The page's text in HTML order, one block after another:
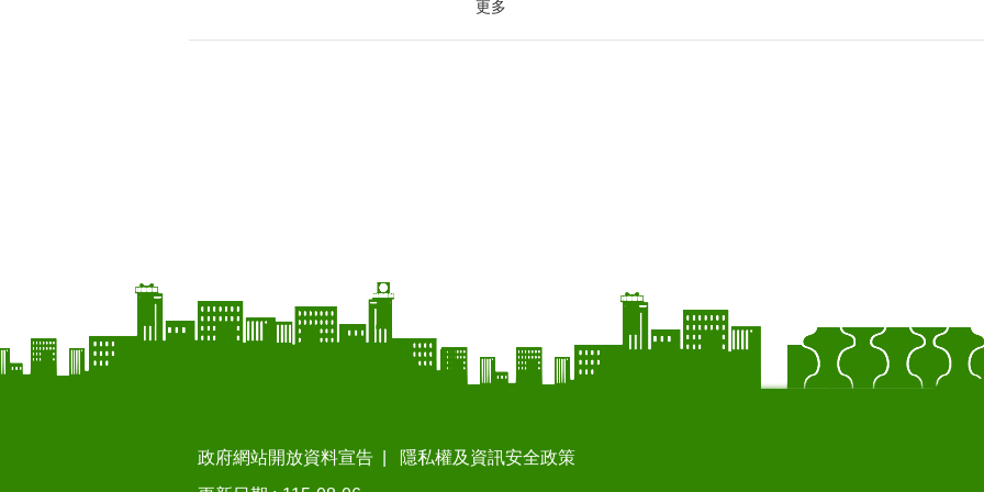
更多
政府網站開放資料宣告
隱私權及資訊安全政策